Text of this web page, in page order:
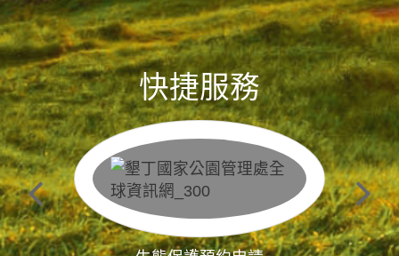
快捷服務